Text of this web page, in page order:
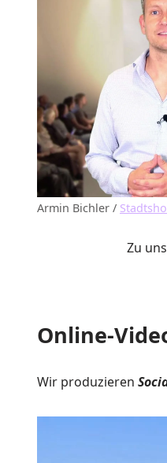
Armin Bichler /
Zu
Online-
Wir produzieren